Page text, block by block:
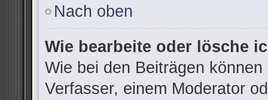
Nach oben
Wie bearbeite oder lösche
Wie bei den Beiträgen
Verfasser, einem Moderator